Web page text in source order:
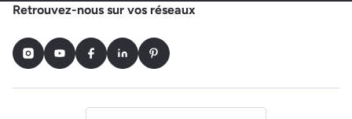
Retrouvez-nous sur vos réseaux
InstagramYoutubeFacebookLinkedInPinterest